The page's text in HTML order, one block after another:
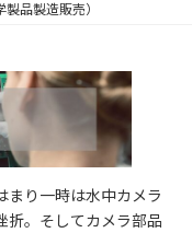
品製造販売）
まり一時は水中カメラ
折。そしてカメラ部品